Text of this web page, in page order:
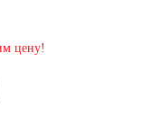
цену!